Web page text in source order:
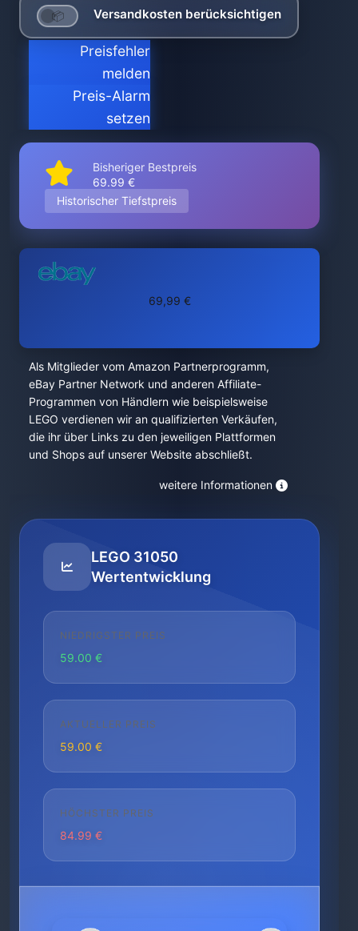
Versandkosten berücksichtigen
Preisfehler
melden
Preis-Alarm
setzen
Bisheriger Bestpreis
69.99 €
Historischer Tiefstpreis
69,99 €
Als Mitglieder vom Amazon Partnerprogramm,
eBay Partner Network und anderen Affiliate-
Programmen von Händlern wie beispielsweise
LEGO verdienen wir an qualifizierten Verkäufen,
die ihr über Links zu den jeweiligen Plattformen
und Shops auf unserer Website abschließt.
weitere Informationen
LEGO 31050
Wertentwicklung
NIEDRIGSTER PREIS
59.00 €
AKTUELLER PREIS
59.00 €
HÖCHSTER PREIS
84.99 €